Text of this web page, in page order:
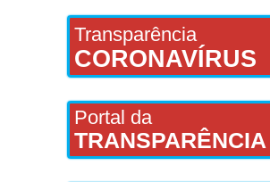
Transparência
CORONAVÍRUS
Portal da
TRANSPARÊNCIA